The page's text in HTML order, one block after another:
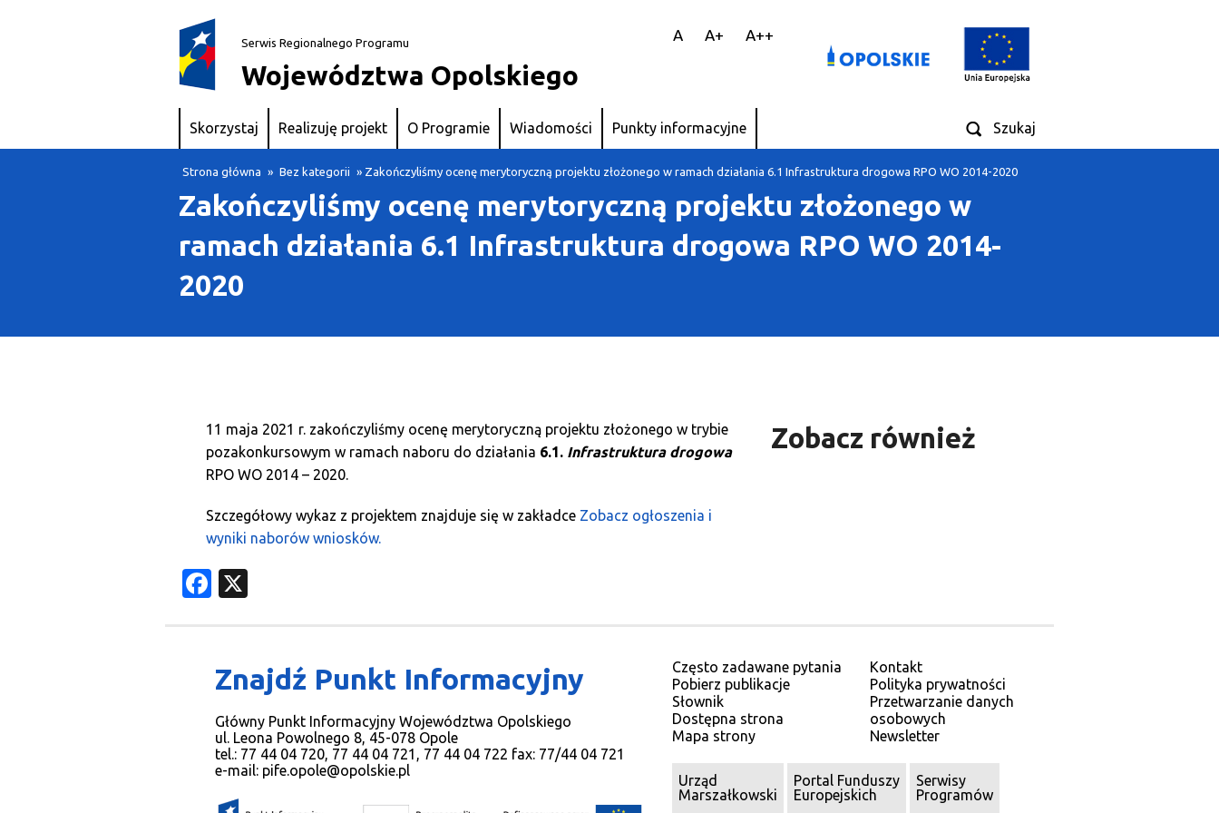
Serwis Regionalnego Programu
Województwa Opolskiego
A A+ A++
Skorzystaj Realizuję projekt O Programie Wiadomości Punkty informacyjne Szukaj
Strona główna » Bez kategorii » Zakończyliśmy ocenę merytoryczną projektu złożonego w ramach działania 6.1 Infrastruktura drogowa RPO WO 2014-2020
Zakończyliśmy ocenę merytoryczną projektu złożonego w
ramach działania 6.1 Infrastruktura drogowa RPO WO 2014-
2020
11 maja 2021 r. zakończyliśmy ocenę merytoryczną projektu złożonego w trybie
pozakonkursowym w ramach naboru do działania 6.1. Infrastruktura drogowa
RPO WO 2014 – 2020.
Szczegółowy wykaz z projektem znajduje się w zakładce Zobacz ogłoszenia i
wyniki naborów wniosków.
Facebook
Zobacz również
Znajdź Punkt Informacyjny
Główny Punkt Informacyjny Województwa Opolskiego
ul. Leona Powolnego 8, 45-078 Opole
tel.: 77 44 04 720, 77 44 04 721, 77 44 04 722 fax: 77/44 04 721
e-mail: pife.opole@opolskie.pl
Często zadawane pytania
Pobierz publikacje
Słownik
Dostępna strona
Mapa strony
Kontakt
Polityka prywatności
Przetwarzanie danych
osobowych
Newsletter
Urząd
Marszałkowski
Portal Funduszy
Europejskich
Serwisy
Programów